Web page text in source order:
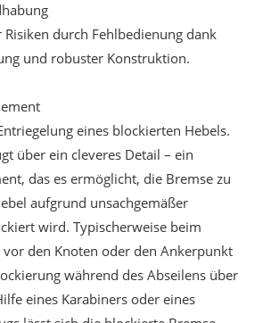
durch Fehlbedienung dank
und robuster Konstruktion.
eines blockierten Hebels.
über ein cleveres Detail – ein
das es ermöglicht, die Bremse zu
aufgrund unsachgemäßer
wird. Typischerweise beim
den Knoten oder den Ankerpunkt
während des Abseilens über
eines Karabiners oder eines